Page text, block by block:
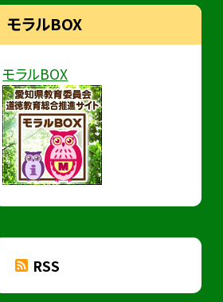
モラルBOX
モラルBOX
RSS